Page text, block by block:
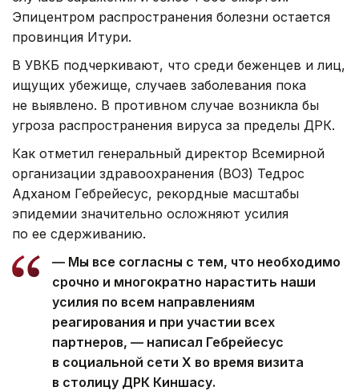
Эпицентром распространения болезни остается
провинция Итури.
В УВКБ подчеркивают, что среди беженцев и лиц,
ищущих убежище, случаев заболевания пока
не выявлено. В противном случае возникла бы
угроза распространения вируса за пределы ДРК.
Как отметил генеральный директор Всемирной
организации здравоохранения (ВОЗ) Тедрос
Адханом Гебрейесус, рекордные масштабы
эпидемии значительно осложняют усилия
по ее сдерживанию.
— Мы все согласны с тем, что необходимо
срочно и многократно нарастить наши
усилия по всем направлениям
реагирования и при участии всех
партнеров, — написал Гебрейесус
в социальной сети Х во время визита
в столицу ДРК Киншасу.